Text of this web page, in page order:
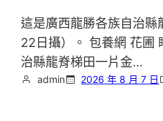
這是廣西龍勝各族自治縣
22日攝）。 包養網 花圃
治縣龍脊梯田一片金…
admin 2026 年 8 月 7 日